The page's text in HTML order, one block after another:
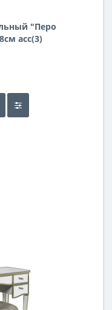
"Перо
асс(3)